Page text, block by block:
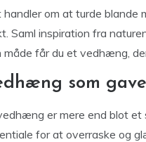
handler om at turde blande
Saml inspiration fra
måde får du et vedhæng,
som
er mere end blot et
for at overraske og